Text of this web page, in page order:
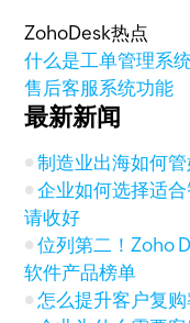
ZohoDesk热点
什么是工单管理系
售后客服系统功能
最新新闻
制造业出海如何
企业如何选择适
请收好
位列第二！Zoho
软件产品榜单
怎么提升客户复